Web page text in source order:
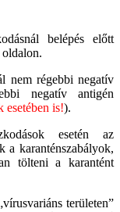
belépés előtt
oldalon.
nem régebbi negatív
negatív antigén
esetében is!).
esetén az
a karanténszabályok,
tölteni a karantént
területen”